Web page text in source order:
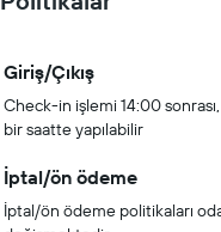
Giriş/Çıkış
Check-in işlemi 14:00
bir saatte yapılabilir
İptal/ön ödeme
İptal/ön ödeme politikaları